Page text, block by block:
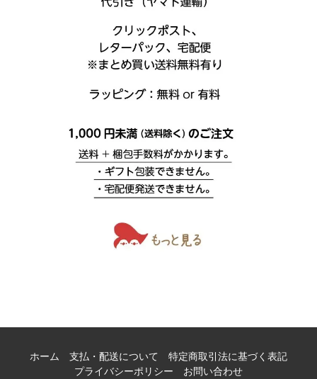
ホーム 支払・配送について
特定商取引法に基づく表記
プライバシーポリシー
お問い合わせ